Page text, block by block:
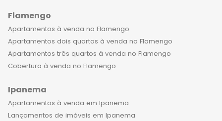
Flamengo
Apartamentos à venda no Flamengo
Apartamentos dois quartos à venda no Flamengo
Apartamentos três quartos à venda no Flamengo
Cobertura à venda no Flamengo
Ipanema
Apartamentos à venda em Ipanema
Lançamentos de imóveis em Ipanema